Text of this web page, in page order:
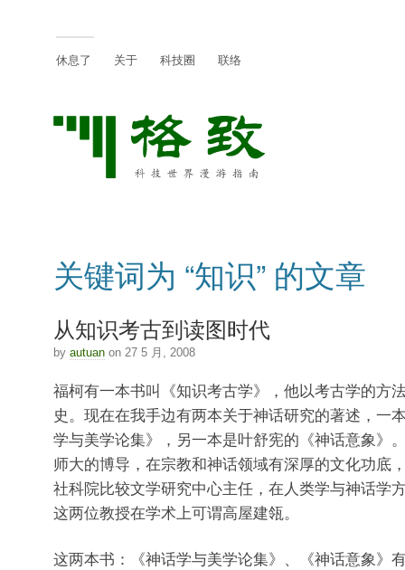
休息了 关于 科技圈 联络
关键词为 “知识” 的文章
从知识考古到读图时代
by autuanon 27 5 月, 2008
福柯有一本书叫《知识考古学》，他以考古学的方
史。现在在我手边有两本关于神话研究的著述，一
学与美学论集》，另一本是叶舒宪的《神话意象》
师大的博导，在宗教和神话领域有深厚的文化功底
社科院比较文学研究中心主任，在人类学与神话学
这两位教授在学术上可谓高屋建瓴。
这两本书：《神话学与美学论集》、《神话意象》